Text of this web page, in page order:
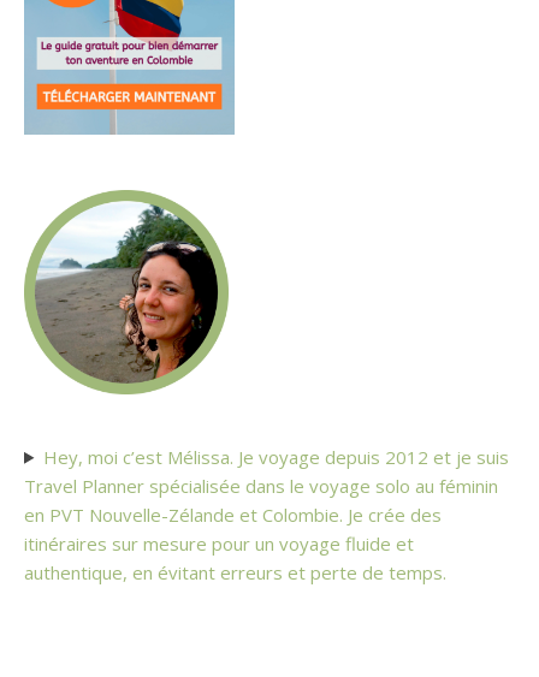
Hey, moi c’est Mélissa. Je voyage depuis 2012 et je suis
Travel Planner spécialisée dans le voyage solo au féminin
en PVT Nouvelle-Zélande et Colombie. Je crée des
itinéraires sur mesure pour un voyage fluide et
authentique, en évitant erreurs et perte de temps.